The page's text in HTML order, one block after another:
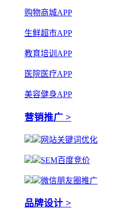
购物商城APP
生鲜超市APP
教育培训APP
医院医疗APP
美容健身APP
营销推广 >
网站关键词优化
SEM百度竞价
微信朋友圈推广
品牌设计 >